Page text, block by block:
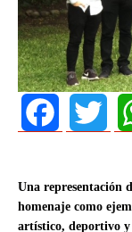
Una representación
homenaje como
artístico, deportivo y